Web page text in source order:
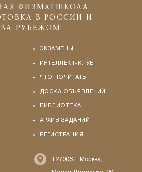
ФИЗМАТШКОЛА
В РОССИИ И
ЗА РУБЕЖОМ
ЭКЗАМЕНЫ
ИНТЕЛЛЕКТ-КЛУБ
ЧТО ПОЧИТАТЬ
ДОСКА ОБЪЯВЛЕНИЙ
БИБЛИОТЕКА
АРХИВ ЗАДАНИЙ
РЕГИСТРАЦИЯ
127006 г. Москва,